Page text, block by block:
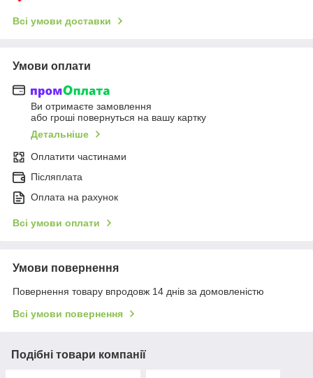
Всі умови доставки
Умови оплати
Ви отримаєте замовлення
або гроші повернуться на вашу картку
Детальніше
Оплатити частинами
Післяплата
Оплата на рахунок
Всі умови оплати
Умови повернення
Повернення товару впродовж 14 днів за домовленістю
Всі умови повернення
Подібні товари компанії